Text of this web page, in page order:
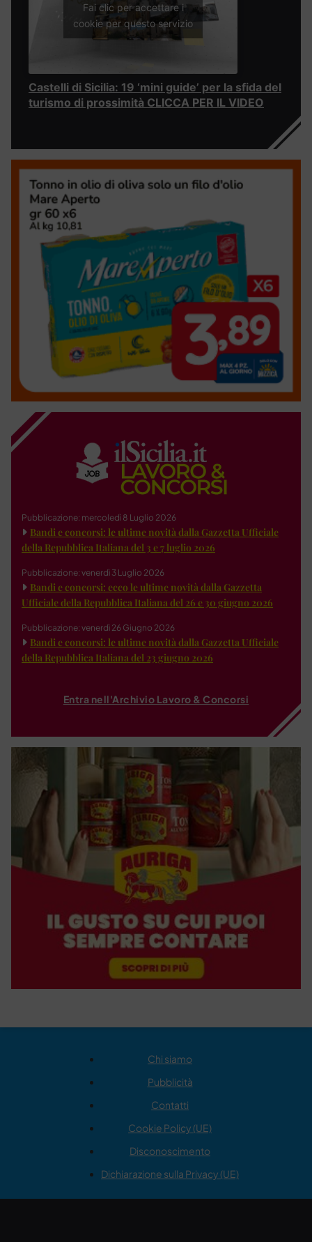
Fai clic per accettare i
cookie per questo servizio
Castelli di Sicilia: 19 ‘mini guide’ per la sfida del
turismo di prossimità CLICCA PER IL VIDEO
Pubblicazione: mercoledì 8 Luglio 2026
Bandi e concorsi: le ultime novità dalla Gazzetta Ufficiale
della Repubblica Italiana del 3 e 7 luglio 2026
Pubblicazione: venerdì 3 Luglio 2026
Bandi e concorsi: ecco le ultime novità dalla Gazzetta
Ufficiale della Repubblica Italiana del 26 e 30 giugno 2026
Pubblicazione: venerdì 26 Giugno 2026
Bandi e concorsi: le ultime novità dalla Gazzetta Ufficiale
della Repubblica Italiana del 23 giugno 2026
Entra nell'Archivio Lavoro & Concorsi
Chi siamo
Pubblicità
Contatti
Cookie Policy (UE)
Disconoscimento
Dichiarazione sulla Privacy (UE)